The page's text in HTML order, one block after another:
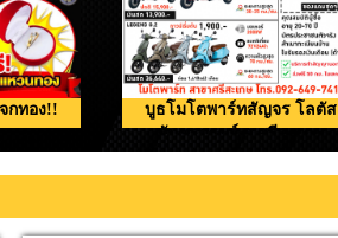
กทอง!!
บูธโมโตพาร์ทสัญจร โลตัส
กันทรารมย์ จ.ศรีสะเกษ